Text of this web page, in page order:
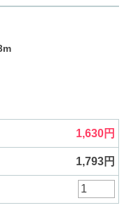
1,630円
1,793円